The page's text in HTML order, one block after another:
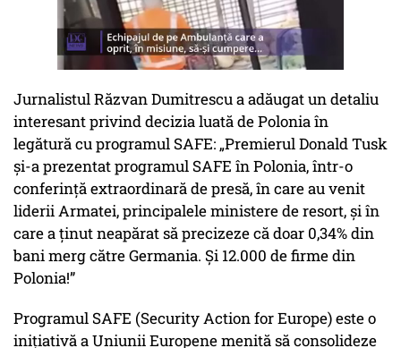
Jurnalistul Răzvan Dumitrescu a adăugat un detaliu
interesant privind decizia luată de Polonia în
legătură cu programul SAFE: „Premierul Donald Tusk
și-a prezentat programul SAFE în Polonia, într-o
conferință extraordinară de presă, în care au venit
liderii Armatei, principalele ministere de resort, și în
care a ținut neapărat să precizeze că doar 0,34% din
bani merg către Germania. Și 12.000 de firme din
Polonia!”
Programul SAFE (Security Action for Europe) este o
inițiativă a Uniunii Europene menită să consolideze